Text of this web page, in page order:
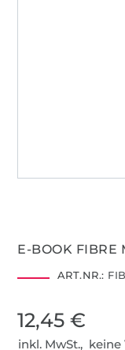
E-BOOK FIBRE
ART.NR.:
12,45 €
inkl. MwSt.,